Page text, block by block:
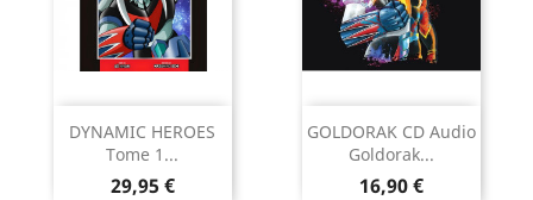
DYNAMIC HEROES
Tome 1...
Prix
29,95 €
GOLDORAK CD Audio
Goldorak...
Prix
16,90 €